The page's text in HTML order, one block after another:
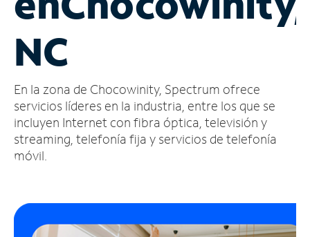
cuenta
Encuentra
tienda
NC
En la zona de Chocowinity, Spectrum ofrece
servicios líderes en la industria, entre los que se
incluyen Internet con fibra óptica, televisión y
streaming, telefonía fija y servicios de telefonía
móvil.